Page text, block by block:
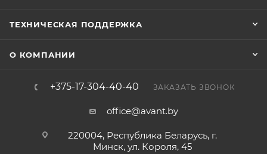
ТЕХНИЧЕСКАЯ ПОДДЕРЖКА
О КОМПАНИИ
+375-17-304-40-40 ЗАКАЗАТЬ ЗВОНОК
office@avant.by
220004, Республика Беларусь, г.
Минск, ул. Короля, 45